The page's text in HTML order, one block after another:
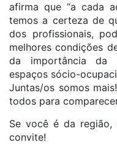
afirma que “a cada
temos a certeza de
dos profissionais,
melhores condições
da importância da
espaços sócio-
Juntas/os somos
todos para
Se você é da região,
convite!